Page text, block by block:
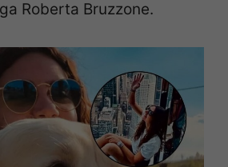
Roberta Bruzzone.